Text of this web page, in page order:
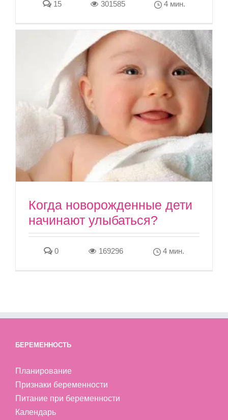
15 301585 4 мин.
Когда новорожденные дети
начинают улыбаться?
0 169296 4 мин.
БЕРЕМЕННОСТЬ
Планирование
Признаки беременности
Питание при беременности
Календарь